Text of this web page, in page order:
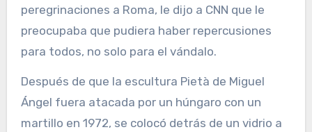
peregrinaciones a Roma, le dijo a CNN que le
preocupaba que pudiera haber repercusiones
para todos, no solo para el vándalo.
Después de que la escultura Pietà de Miguel
Ángel fuera atacada por un húngaro con un
martillo en 1972, se colocó detrás de un vidrio a